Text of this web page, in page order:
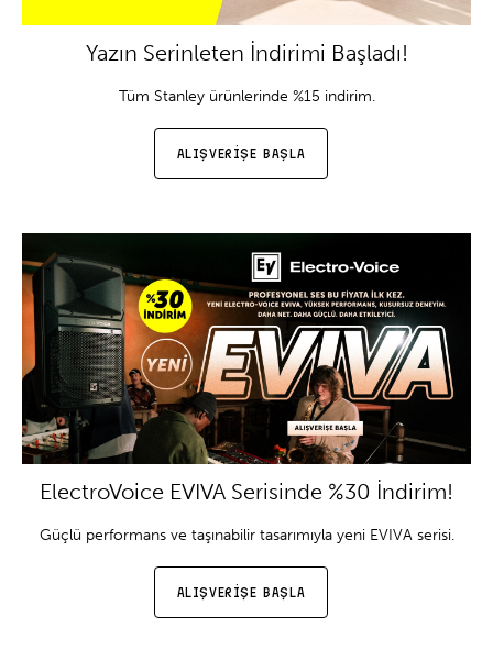
Yazın Serinleten İndirimi Başladı!
Tüm Stanley ürünlerinde %15 indirim.
ALIŞVERİŞE BAŞLA
ElectroVoice EVIVA Serisinde %30 İndirim!
Güçlü performans ve taşınabilir tasarımıyla yeni EVIVA serisi.
ALIŞVERİŞE BAŞLA